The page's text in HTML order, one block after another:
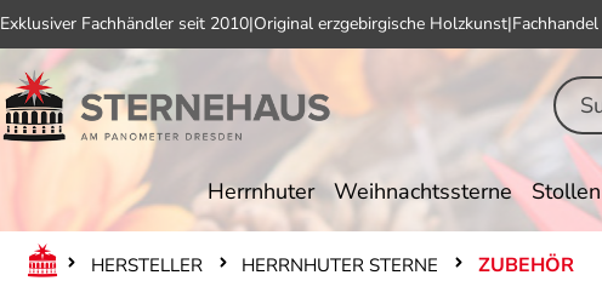
Hauptinhalt springen
Zur Suche springen
Zur Hauptnavigation springen
Exklusiver Fachhändler seit 2010|Original erzgebirgische Holzkunst|
Herrnhuter Weihnachtssterne
HERSTELLER HERRNHUTER STERNE ZUBEHÖR